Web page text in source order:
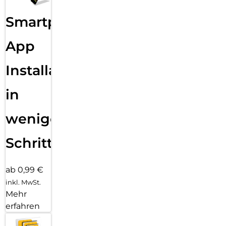
Sende eine Textnachricht, nimm einen Anruf an, hör Musik,
verwende Siri und erhalte Mitteilungen. Die Series 11 (GPS)
funktioniert mit deinem iPhone und im WLAN, damit du in
Smartphone
App
Installation
in
wenigen
Schritten
ab 0,99 €
inkl. MwSt.
Mehr
erfahren